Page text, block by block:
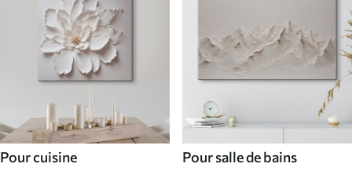
Pour cuisine Pour salle de bains